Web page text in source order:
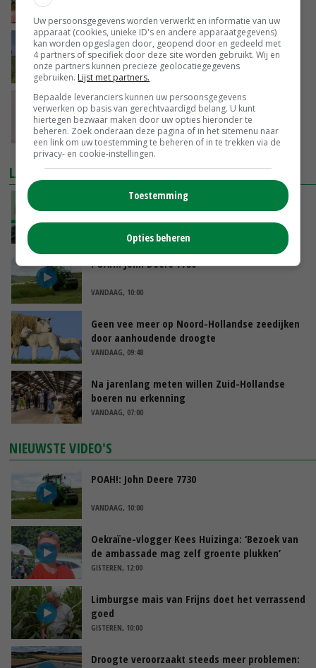
HAK wordt biologisch merk
18-01-2023
HAK komt nu ook met verse groenten voor
consumentenmarkt
22-11-2022
LAATSTE NIEUWS
‘De droogte begint ver voor de grens bij
VANDAAG, 11:00
POAH!: John Deere 7730
VANDAAG, 10:00
Geen vee meer op Noord-Hollandse zeedijken
door aanhoudende droogte
VANDAAG, 09:48
Na jarenlang meten willen Zuid-Hollandse
boeren nu erkenning
VANDAAG, 07:00
NIEUWSTE VIDEO'S
POAH!: John Deere 7730
VANDAAG, 10:00
Oekraïne-vlogger Kees Huizinga: ‘Bezoek van
de ambassade mag zelf groente plukken’
GISTEREN, 12:00
Limburgse mais van Frijns doet het verrassend
goed
GISTEREN, 10:00
Droogte veroorzaakt steeds meer problemen:
Uw persoonsgegevens worden verwerkt en informatie van uw
apparaat (cookies, unieke ID's en andere apparaatgegevens)
kan worden opgeslagen door, geopend door en gedeeld met
4 partners of specifiek door deze site worden gebruikt. Wij en
onze partners kunnen precieze geolocatiegegevens
gebruiken. Lijst met partners.
Bepaalde leveranciers kunnen uw persoonsgegevens
verwerken op basis van gerechtvaardigd belang. U kunt
hiertegen bezwaar maken door uw opties hieronder te
beheren. Zoek onderaan deze pagina of in het sitemenu naar
een link om uw toestemming te beheren of in te trekken via de
privacy- en cookie-instellingen.
Toestemming
Opties beheren